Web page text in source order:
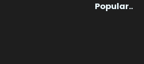
Popular..